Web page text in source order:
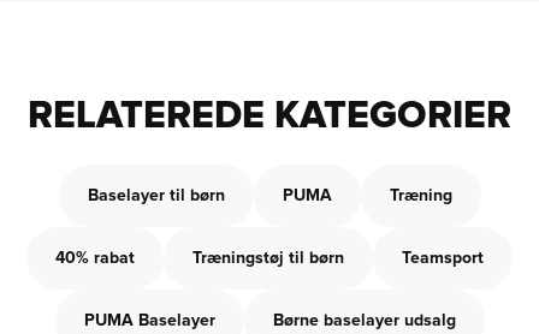
RELATEREDE KATEGORIER
Baselayer til børn PUMA Træning
40% rabat Træningstøj til børn Teamsport
PUMA Baselayer Børne baselayer udsalg